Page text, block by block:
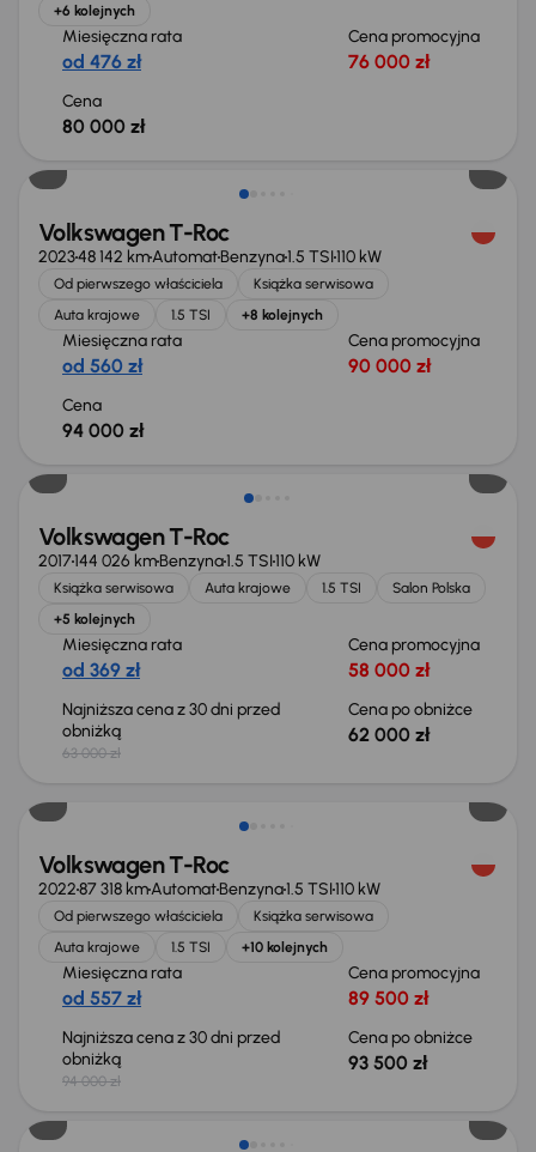
+6 kolejnych
Miesięczna rata
od 476 zł
Cena promocyjna
76 000 zł
Cena
80 000 zł
Volkswagen T-Roc
202348 142 kmAutomatBenzyna1.5 TSI110 kW
Od pierwszego właściciela
Książka serwisowa
Auta krajowe
1.5 TSI +8 kolejnych
Miesięczna rata
od 560 zł
Cena promocyjna
90 000 zł
Cena
94 000 zł
Volkswagen T-Roc
2017144 026 kmBenzyna1.5 TSI110 kW
Książka serwisowa Auta krajowe 1.5 TSI
Salon Polska
+5 kolejnych
Miesięczna rata
od 369 zł
Cena promocyjna
58 000 zł
Najniższa cena z 30 dni przed
obniżką
63 000 zł
Cena po obniżce
62 000 zł
Volkswagen T-Roc
202287 318 kmAutomatBenzyna1.5 TSI110 kW
Od pierwszego właściciela
Książka serwisowa
Auta krajowe
1.5 TSI +10 kolejnych
Miesięczna rata
od 557 zł
Cena promocyjna
89 500 zł
Najniższa cena z 30 dni przed
obniżką
94 000 zł
Cena po obniżce
93 500 zł
Możliwość odliczenia VAT